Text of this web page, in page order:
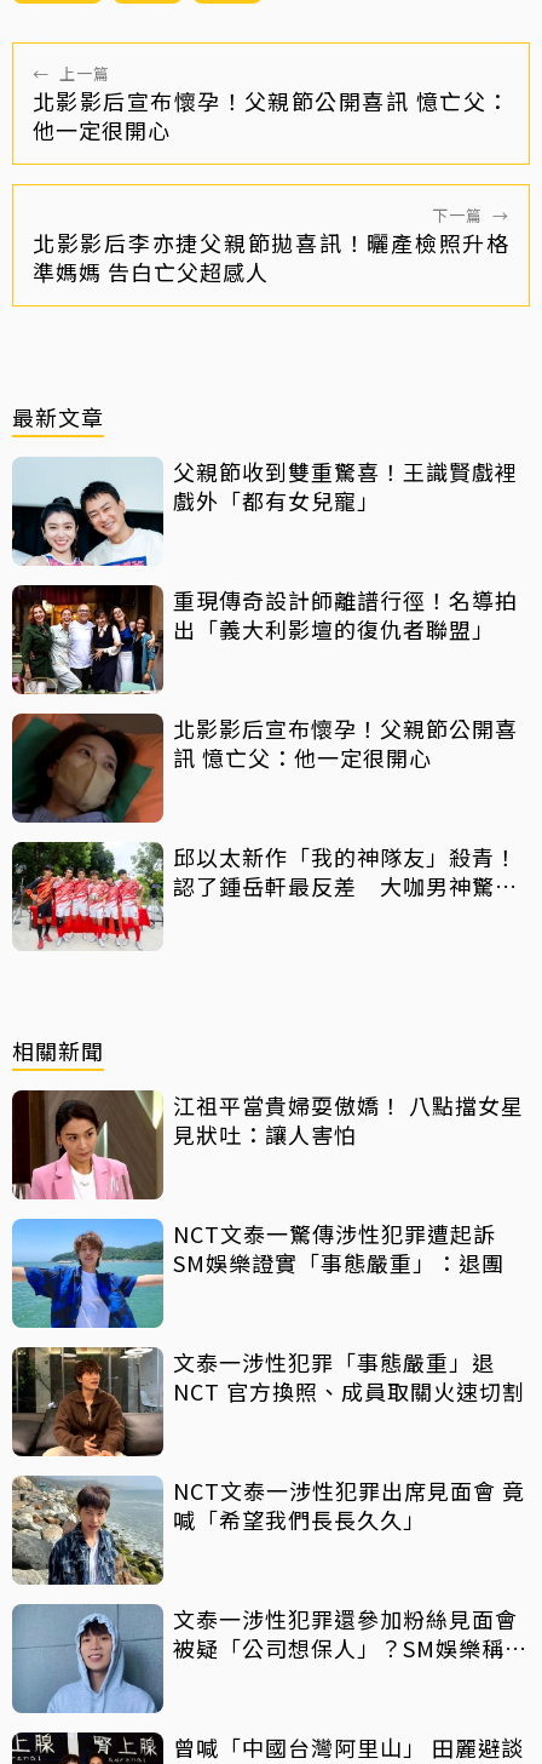
← 上一篇
北影影后宣布懷孕！父親節公開喜訊 憶亡父：
他一定很開心
下一篇 →
北影影后李亦捷父親節拋喜訊！曬產檢照升格
準媽媽 告白亡父超感人
最新文章
父親節收到雙重驚喜！王識賢戲裡
戲外「都有女兒寵」
重現傳奇設計師離譜行徑！名導拍
出「義大利影壇的復仇者聯盟」
北影影后宣布懷孕！父親節公開喜
訊 憶亡父：他一定很開心
邱以太新作「我的神隊友」殺青！
認了鍾岳軒最反差 大咖男神驚喜
相關新聞
江祖平當貴婦耍傲嬌！ 八點擋女星
見狀吐：讓人害怕
NCT文泰一驚傳涉性犯罪遭起訴
SM娛樂證實「事態嚴重」：退團
文泰一涉性犯罪「事態嚴重」退
NCT 官方換照、成員取關火速切割
NCT文泰一涉性犯罪出席見面會 竟
喊「希望我們長長久久」
文泰一涉性犯罪還參加粉絲見面會
被疑「公司想保人」？SM娛樂稱8
曾喊「中國台灣阿里山」 田麗避談